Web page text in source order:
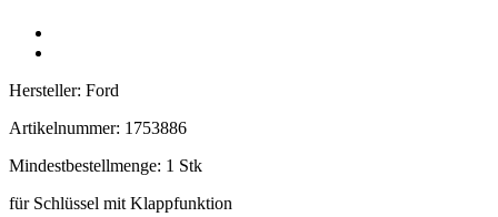
Hersteller: Ford
Artikelnummer: 1753886
Mindestbestellmenge: 1 Stk
für Schlüssel mit Klappfunktion